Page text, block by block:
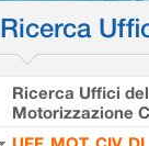
Ricerca
Ricerca Uffici
Motorizzazione